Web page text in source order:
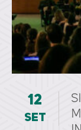
12
set